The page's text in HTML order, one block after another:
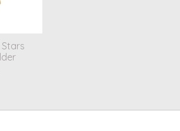
Stars